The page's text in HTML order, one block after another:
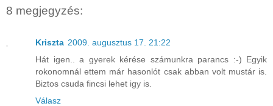
8 megjegyzés:
Kriszta 2009. augusztus 17. 21:22
Hát igen.. a gyerek kérése számunkra parancs :-) Egyik
rokonomnál ettem már hasonlót csak abban volt mustár is.
Biztos csuda fincsi lehet igy is.
Válasz